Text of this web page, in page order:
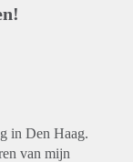
in Den Haag.
van mijn